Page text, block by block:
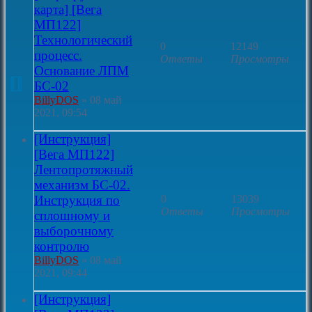
карта] [Вега
МП122]
Технологический
процесс.
Основание ЛПМ
БС-02
BillyDOS » 08 май
2021, 09:54
0
Ответы
12149
Просмотры
[Инструкция]
[Вега МП122]
Лентопротяжный
механизм БС-02.
Инструкция по
сплошному и
выборочному
контролю
BillyDOS » 08 май
2021, 09:44
0
Ответы
13039
Просмотры
[Инструкция]